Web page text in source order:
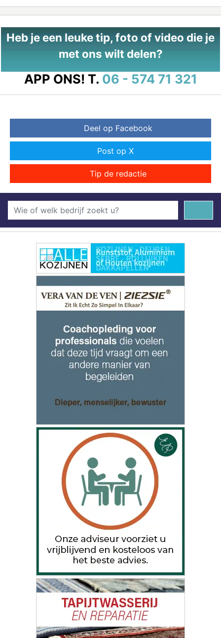
Heb je een leuke tip, foto of video die je
met ons wilt delen?
APP ONS! T. 06 - 574 71 321
Deel op Facebook
Post op X
Tip de redactie